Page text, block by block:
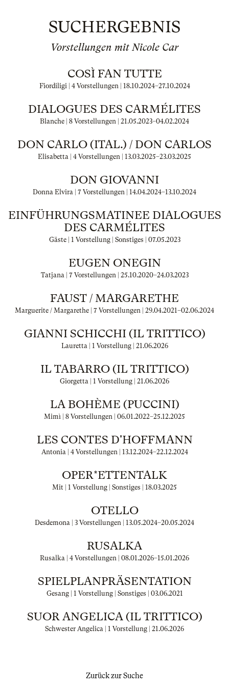
SUCHERGEBNIS
Vorstellungen mit Nicole Car
COSÌ FAN TUTTE
Fiordiligi | 4 Vorstellungen | 18.10.2024–27.10.2024
DIALOGUES DES CARMÉLITES
Blanche | 8 Vorstellungen | 21.05.2023–04.02.2024
DON CARLO (ITAL.) / DON CARLOS
Elisabetta | 4 Vorstellungen | 13.03.2025–23.03.2025
DON GIOVANNI
Donna Elvira | 7 Vorstellungen | 14.04.2024–13.10.2024
EINFÜHRUNGSMATINEE DIALOGUES
DES CARMÉLITES
Gäste | 1 Vorstellung | Sonstiges | 07.05.2023
EUGEN ONEGIN
Tatjana | 7 Vorstellungen | 25.10.2020–24.03.2023
FAUST / MARGARETHE
Marguerite / Margarethe | 7 Vorstellungen | 29.04.2021–02.06.2024
GIANNI SCHICCHI (IL TRITTICO)
Lauretta | 1 Vorstellung | 21.06.2026
IL TABARRO (IL TRITTICO)
Giorgetta | 1 Vorstellung | 21.06.2026
LA BOHÈME (PUCCINI)
Mimì | 8 Vorstellungen | 06.01.2022–25.12.2025
LES CONTES D'HOFFMANN
Antonia | 4 Vorstellungen | 13.12.2024–22.12.2024
OPER*ETTENTALK
Mit | 1 Vorstellung | Sonstiges | 18.03.2025
OTELLO
Desdemona | 3 Vorstellungen | 13.05.2024–20.05.2024
RUSALKA
Rusalka | 4 Vorstellungen | 08.01.2026–15.01.2026
SPIELPLANPRÄSENTATION
Gesang | 1 Vorstellung | Sonstiges | 03.06.2021
SUOR ANGELICA (IL TRITTICO)
Schwester Angelica | 1 Vorstellung | 21.06.2026
Zurück zur Suche